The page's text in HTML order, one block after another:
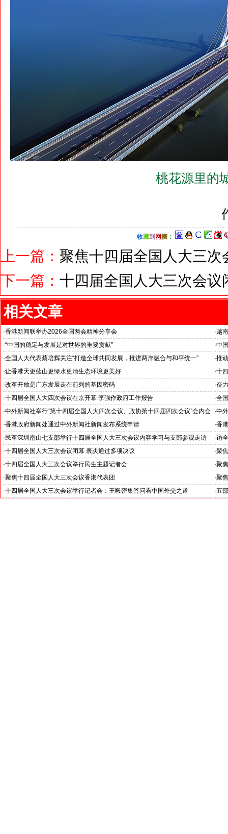
桃花源里的
收藏到 网摘：
上一篇： 聚焦十四届全国人大三次
下一篇： 十四届全国人大三次会
相关文章
·香港新闻联举办2026全国两会精神分享会 ·越
“中
·“中国的稳定与发展是对世界的重要贡献”
伊朗驻华大使拉赫曼尼·法兹里阁下谈中国两会
·中
王
·全国人大代表蔡培辉关注“打造全球共同发展，推进两岸融合与和平统一” ·推
聚
·让香港天更蓝山更绿水更清生态环境更美好
聚焦十四届全国人大四次会议香港代表团审议生态环境法典草案
·十
锚
·改革开放是广东发展走在前列的基因密码
--中外新闻社2026全国两会报道之四
·奋
--中
·十四届全国人大四次会议在京开幕 李强作政府工作报告
--中外新闻社2026全国两会报道之二
·全
--中
·中外新闻社举行“第十四届全国人大四次会议、政协第十四届四次会议”会内会
外采访工作会议
·中
·香港政府新闻处通过中外新闻社新闻发布系统申请 ·香
· 民革深圳南山七支部举行十四届全国人大三次会议内容学习与支部参观走访
活动
·访
·十四届全国人大三次会议闭幕 表决通过多项决议 ·聚
·十四届全国人大三次会议举行民生主题记者会 ·聚
·聚焦十四届全国人大三次会议香港代表团 ·聚
·十四届全国人大三次会议举行记者会：王毅密集答问看中国外交之道 ·五